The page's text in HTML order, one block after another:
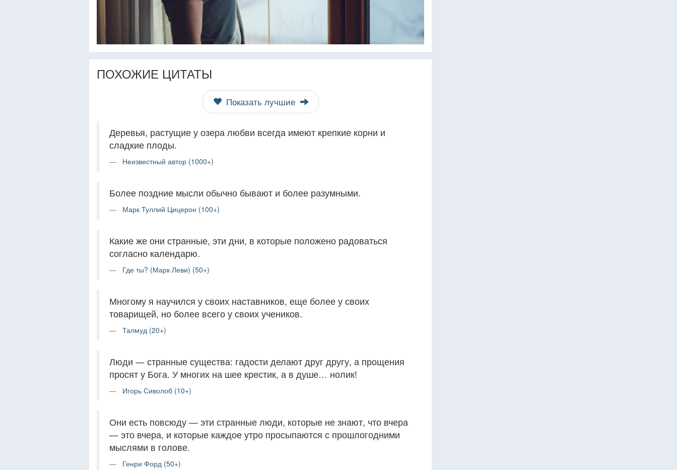
ПОХОЖИЕ ЦИТАТЫ
Показать лучшие
Деревья, растущие у озера любви всегда имеют крепкие корни и
сладкие плоды.
Неизвестный автор (1000+)
Более поздние мысли обычно бывают и более разумными.
Марк Туллий Цицерон (100+)
Какие же они странные, эти дни, в которые положено радоваться
согласно календарю.
Где ты? (Марк Леви) (50+)
Многому я научился у своих наставников, еще более у своих
товарищей, но более всего у своих учеников.
Талмуд (20+)
Люди — странные существа: гадости делают друг другу, а прощения
просят у Бога. У многих на шее крестик, а в душе… нолик!
Игорь Сиволоб (10+)
Они есть повсюду — эти странные люди, которые не знают, что вчера
— это вчера, и которые каждое утро просыпаются с прошлогодними
мыслями в голове.
Генри Форд (50+)